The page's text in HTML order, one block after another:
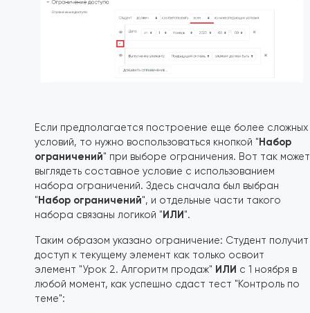
Если предполагается построение еще более сложных
условий, то нужно воспользоваться кнопкой "Набор
ограничений" при выборе ограничения. Вот так может
выглядеть составное условие с использованием
набора ограничений. Здесь сначала был выбран
"Набор ограничений", и отдельные части такого
набора связаны логикой "ИЛИ".
Таким образом указано ограничение: Студент получит
доступ к текущему элемент как только освоит
элемент "Урок 2. Алгоритм продаж" ИЛИ с 1 ноября в
любой момент, как успешно сдаст тест "Контроль по
теме":